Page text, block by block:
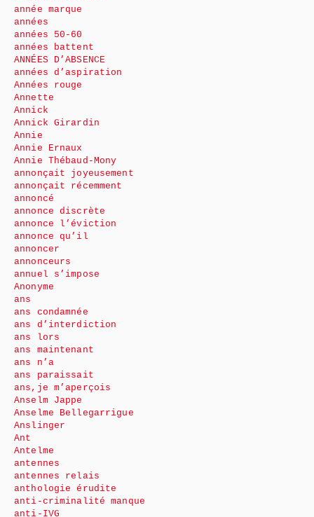
année marque
années
années 50-60
années battent
ANNÉES D’ABSENCE
années d’aspiration
Années rouge
Annette
Annick
Annick Girardin
Annie
Annie Ernaux
Annie Thébaud-Mony
annonçait joyeusement
annonçait récemment
annoncé
annonce discrète
annonce l’éviction
annonce qu’il
annoncer
annonceurs
annuel s’impose
Anonyme
ans
ans condamnée
ans d’interdiction
ans lors
ans maintenant
ans n’a
ans paraissait
ans,je m’aperçois
Anselm Jappe
Anselme Bellegarrigue
Anslinger
Ant
Antelme
antennes
antennes relais
anthologie érudite
anti-criminalité manque
anti-IVG